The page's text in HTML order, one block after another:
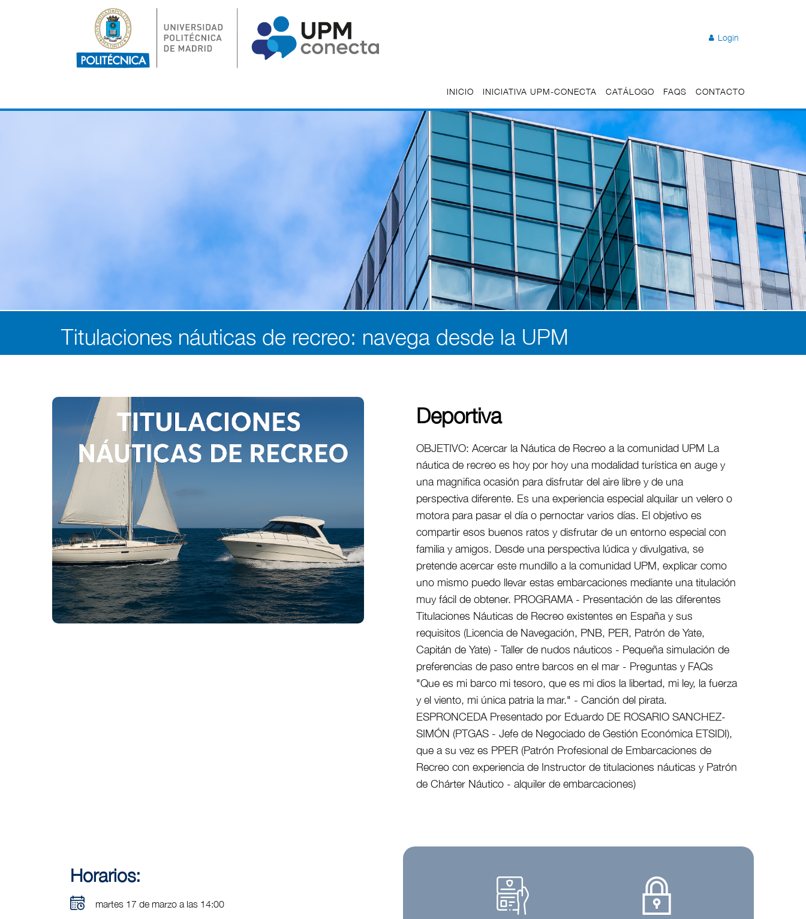
Login
INICIO INICIATIVA UPM-CONECTA CATÁLOGO FAQS CONTACTO
Titulaciones náuticas de recreo: navega desde la UPM
Deportiva
OBJETIVO: Acercar la Náutica de Recreo a la comunidad UPM La
náutica de recreo es hoy por hoy una modalidad turística en auge y
una magnifica ocasión para disfrutar del aire libre y de una
perspectiva diferente. Es una experiencia especial alquilar un velero o
motora para pasar el día o pernoctar varios días. El objetivo es
compartir esos buenos ratos y disfrutar de un entorno especial con
familia y amigos. Desde una perspectiva lúdica y divulgativa, se
pretende acercar este mundillo a la comunidad UPM, explicar como
uno mismo puedo llevar estas embarcaciones mediante una titulación
muy fácil de obtener. PROGRAMA - Presentación de las diferentes
Titulaciones Náuticas de Recreo existentes en España y sus
requisitos (Licencia de Navegación, PNB, PER, Patrón de Yate,
Capitán de Yate) - Taller de nudos náuticos - Pequeña simulación de
preferencias de paso entre barcos en el mar - Preguntas y FAQs
"Que es mi barco mi tesoro, que es mi dios la libertad, mi ley, la fuerza
y el viento, mi única patria la mar." - Canción del pirata.
ESPRONCEDA Presentado por Eduardo DE ROSARIO SANCHEZ-
SIMÓN (PTGAS - Jefe de Negociado de Gestión Económica ETSIDI),
que a su vez es PPER (Patrón Profesional de Embarcaciones de
Recreo con experiencia de Instructor de titulaciones náuticas y Patrón
de Chárter Náutico - alquiler de embarcaciones)
Horarios:
martes 17 de marzo a las 14:00